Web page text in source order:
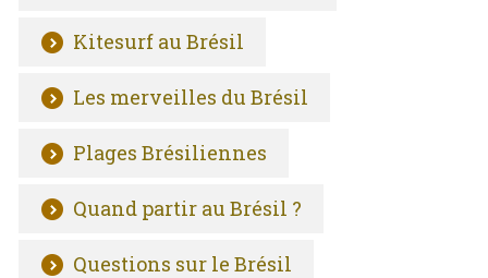
Kitesurf au Brésil
Les merveilles du Brésil
Plages Brésiliennes
Quand partir au Brésil ?
Questions sur le Brésil